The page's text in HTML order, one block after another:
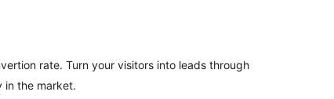
rate. Turn your visitors into leads through
in the market.